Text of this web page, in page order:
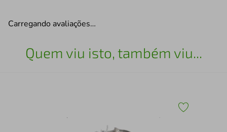
Carregando avaliações…
Quem viu isto, também viu...